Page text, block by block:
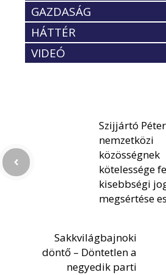
GAZDASÁG
HÁTTÉR
VIDEÓ
Szijjártó
nemzetközi
közösségnek
kötelessége
kisebbségi
megsértése
Sakkvilágbajnoki
döntő – Döntetlen a
negyedik parti